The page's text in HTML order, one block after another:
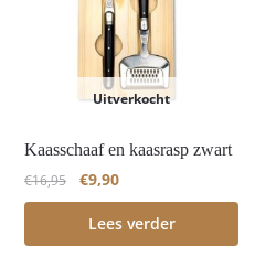
Uitverkocht
Kaasschaaf en kaasrasp zwart
€16,95 €9,90
Lees verder